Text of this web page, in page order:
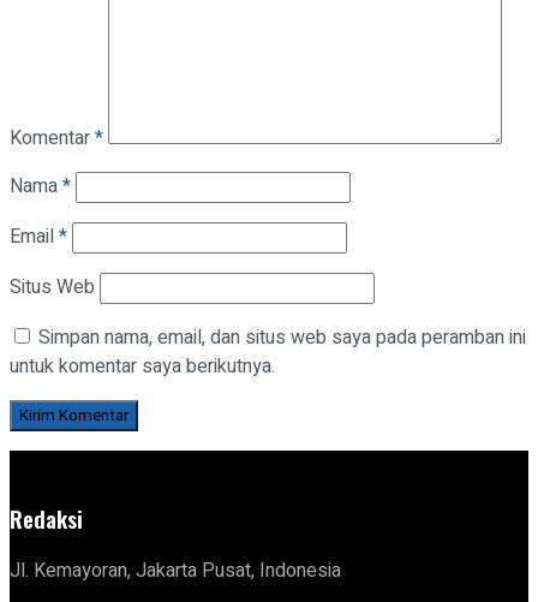
Komentar*
Nama*
Email*
Situs Web
Simpan nama, email, dan situs web saya pada peramban ini
untuk komentar saya berikutnya.
Redaksi
Jl. Kemayoran, Jakarta Pusat, Indonesia